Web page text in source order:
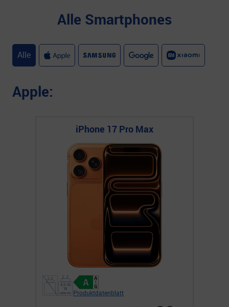
Alle Smartphones
Alle
Apple:
iPhone 17 Pro Max
Produktdatenblatt